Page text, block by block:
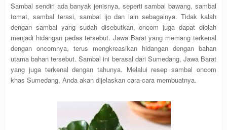
Sambal sendiri ada banyak jenisnya, seperti sambal bawang, sambal
tomat, sambal terasi, sambal ijo dan lain sebagainya. Tidak kalah
dengan sambal yang sudah disebutkan, oncom juga dapat diolah
menjadi hidangan pedas tersebut. Jawa Barat yang memang terkenal
dengan oncomnya, terus mengkreasikan hidangan dengan bahan
utama bahan tersebut. Sambal ini berasal dari Sumedang, Jawa Barat
yang juga terkenal dengan tahunya. Melalui resep sambal oncom
khas Sumedang, Anda akan dijelaskan cara-cara membuatnya.